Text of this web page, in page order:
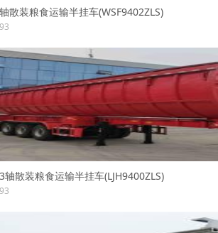
散装粮食运输半挂车(WSF9402ZLS)
散装粮食运输半挂车(LJH9400ZLS)